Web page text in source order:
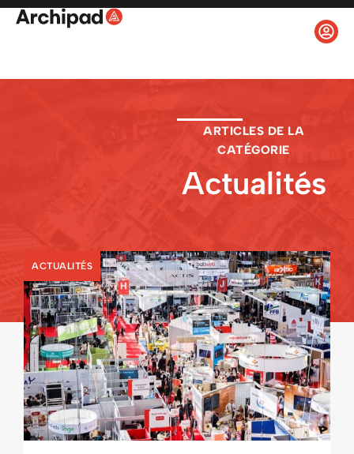
ARTICLES DE LA
CATÉGORIE
Actualités
ACTUALITÉS